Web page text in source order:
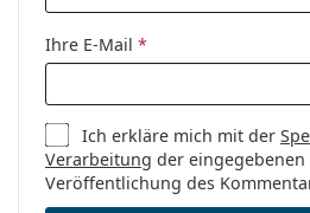
Ihre E-Mail *
Ich erkläre mich mit der
Verarbeitung der
Veröffentlichung des